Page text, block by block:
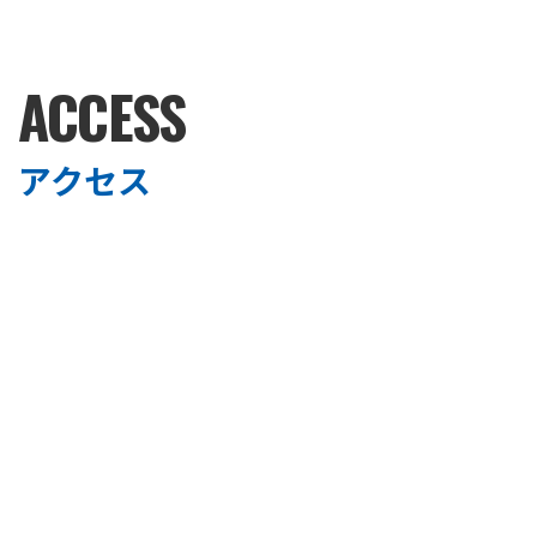
ACCESS
アクセス